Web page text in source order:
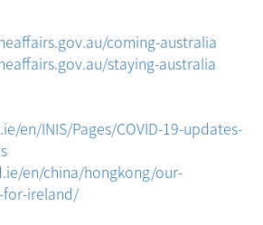
coming-australia
staying-australia
en/INIS/Pages/COVID-19-updates-
en/china/hongkong/our-
for-ireland/